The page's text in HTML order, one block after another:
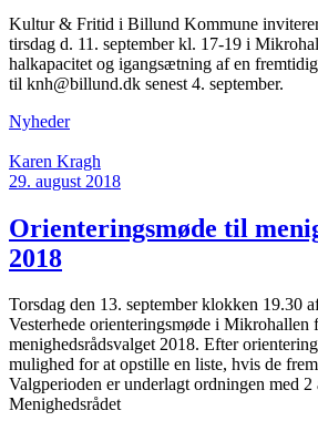
Kultur & Fritid i Billund Kommune
tirsdag d. 11. september kl. 17-19 i
halkapacitet og igangsætning af en
til knh@billund.dk senest 4. september.
Nyheder
Karen Kragh
29. august 2018
Orienteringsmøde til
2018
Torsdag den 13. september klokken 19.30
Vesterhede orienteringsmøde i Mikrohallen
menighedsrådsvalget 2018. Efter
mulighed for at opstille en liste, hvis de
Valgperioden er underlagt ordningen med 2
Menighedsrådet